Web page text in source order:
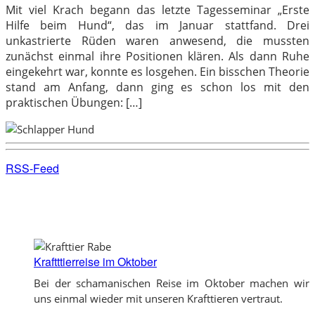
Mit viel Krach begann das letzte Tagesseminar „Erste
Hilfe beim Hund“, das im Januar stattfand. Drei
unkastrierte Rüden waren anwesend, die mussten
zunächst einmal ihre Positionen klären. Als dann Ruhe
eingekehrt war, konnte es losgehen. Ein bisschen Theorie
stand am Anfang, dann ging es schon los mit den
praktischen Übungen: […]
RSS-Feed
Kraftttierreise im Oktober
Bei der schamanischen Reise im Oktober machen wir
uns einmal wieder mit unseren Krafttieren vertraut.